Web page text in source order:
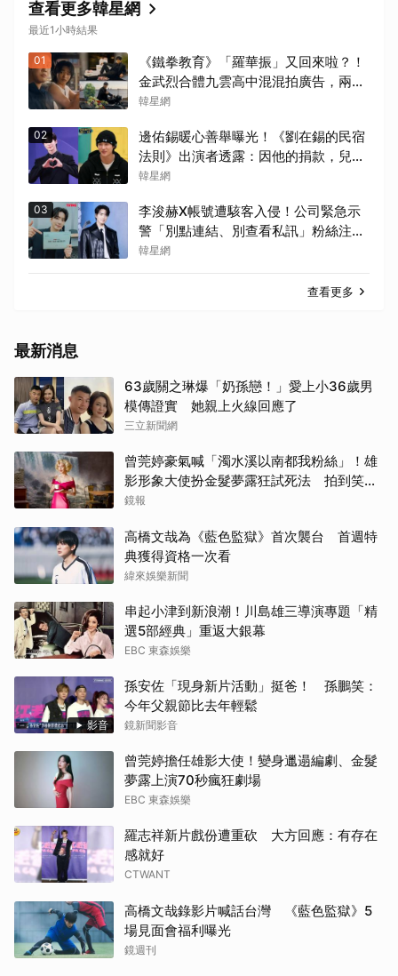
查看更多韓星網
最近1小時結果
01
《鐵拳教育》「羅華振」又回來啦？！
金武烈合體九雲高中混混拍廣告，兩人
嚇壞反應笑翻劇迷：根本番外篇！
韓星網
02
邊佑錫暖心善舉曝光！《劉在錫的民宿
法則》出演者透露：因他的捐款，兒童
患者順利完成治療
韓星網
03
李浚赫X帳號遭駭客入侵！公司緊急示
警「別點連結、別查看私訊」粉絲注意
了
韓星網
查看更多
最新消息
63歲關之琳爆「奶孫戀！」愛上小36歲男
模傳證實 她親上火線回應了
三立新聞網
曾莞婷豪氣喊「濁水溪以南都我粉絲」！雄
影形象大使扮金髮夢露狂試死法 拍到笑罵
「神經病」
鏡報
高橋文哉為《藍色監獄》首次襲台 首週特
典獲得資格一次看
緯來娛樂新聞
串起小津到新浪潮！川島雄三導演專題「精
選5部經典」重返大銀幕
EBC 東森娛樂
影音
孫安佐「現身新片活動」挺爸！ 孫鵬笑：
今年父親節比去年輕鬆
鏡新聞影音
曾莞婷擔任雄影大使！變身邋遢編劇、金髮
夢露上演70秒瘋狂劇場
EBC 東森娛樂
羅志祥新片戲份遭重砍 大方回應：有存在
感就好
CTWANT
高橋文哉錄影片喊話台灣 《藍色監獄》5
場見面會福利曝光
鏡週刊